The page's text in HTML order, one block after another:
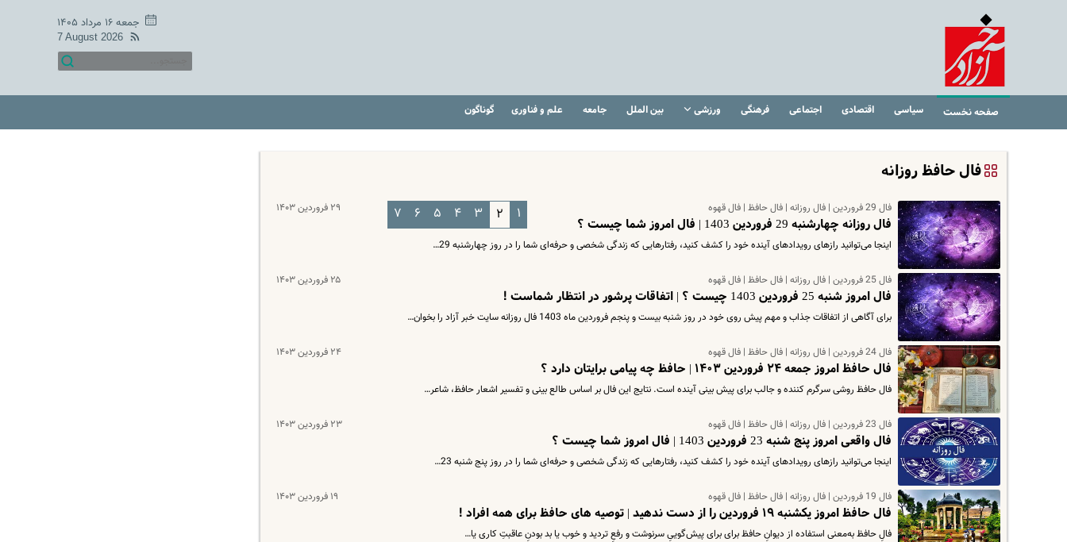
جمعه ۱۶ مرداد ۱۴۰۵
7 August 2026
صفحه نخست سیاسی اقتصادی اجتماعی فرهنگی ورزشی بین الملل جامعه علم و فناوری گوناگون
فال حافظ روزانه
فال 29 فروردین | فال روزانه | فال حافظ | فال قهوه ۲۹ فروردین ۱۴۰۳
فال روزانه چهارشنبه 29 فروردین 1403 | فال امروز شما چیست ؟
اینجا می‌توانید رازهای رویدادهای آینده خود را کشف کنید، رفتارهایی که زندگی شخصی و حرفه‌ای شما را در روز چهارشنبه 29…
فال 25 فروردین | فال روزانه | فال حافظ | فال قهوه ۲۵ فروردین ۱۴۰۳
فال امروز شنبه 25 فروردین 1403 چیست ؟ | اتفاقات پرشور در انتظار شماست !
برای آگاهی از اتفاقات جذاب و مهم پیش روی خود در روز شنبه بیست و پنجم فروردین ماه 1403 فال روزانه سایت خبر آزاد را بخوان…
فال 24 فروردین | فال روزانه | فال حافظ | فال قهوه ۲۴ فروردین ۱۴۰۳
فال حافظ امروز جمعه ۲۴ فروردین ۱۴۰۳ | حافظ چه پیامی برایتان دارد ؟
فال حافظ روشی سرگرم کننده و جالب برای پیش بینی آینده است. نتایج این فال بر اساس طالع بینی و تفسیر اشعار حافظ، شاعر…
فال 23 فروردین | فال روزانه | فال حافظ | فال قهوه ۲۳ فروردین ۱۴۰۳
فال واقعی امروز پنج شنبه 23 فروردین 1403 | فال امروز شما چیست ؟
اینجا می‌توانید رازهای رویدادهای آینده خود را کشف کنید، رفتارهایی که زندگی شخصی و حرفه‌ای شما را در روز پنج شنبه 23…
فال 19 فروردین | فال روزانه | فال حافظ | فال قهوه ۱۹ فروردین ۱۴۰۳
فال حافظ امروز یکشنبه ۱۹ فروردین را از دست ندهید | توصیه های حافظ برای همه افراد !
فالِ حافظ به‌معنی استفاده از دیوانِ حافظ برای برای پیش‌گوییِ سرنوشت و رفعِ تردید و خوب یا بد بودنِ عاقبتِ کاری یا…
۱ ۲ ۳ ۴ ۵ ۶ ۷